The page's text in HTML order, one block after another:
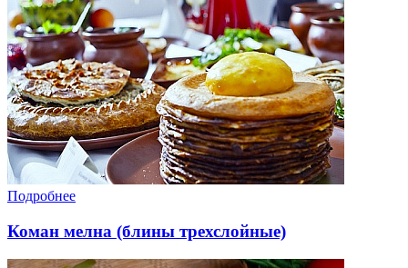
Подробнее
Коман мелна (блины трехслойные)